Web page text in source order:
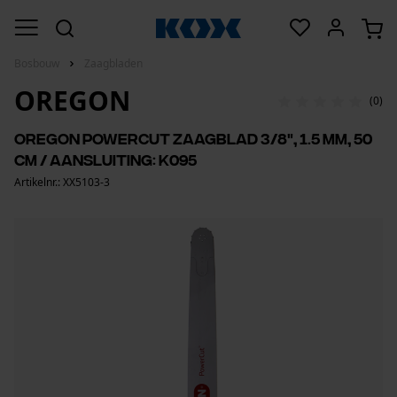
OREGON (0)
Oregon PowerCut zaagblad 3/8", 1.5 mm, 50
cm / aansluiting: K095
Artikelnr.: XX5103-3